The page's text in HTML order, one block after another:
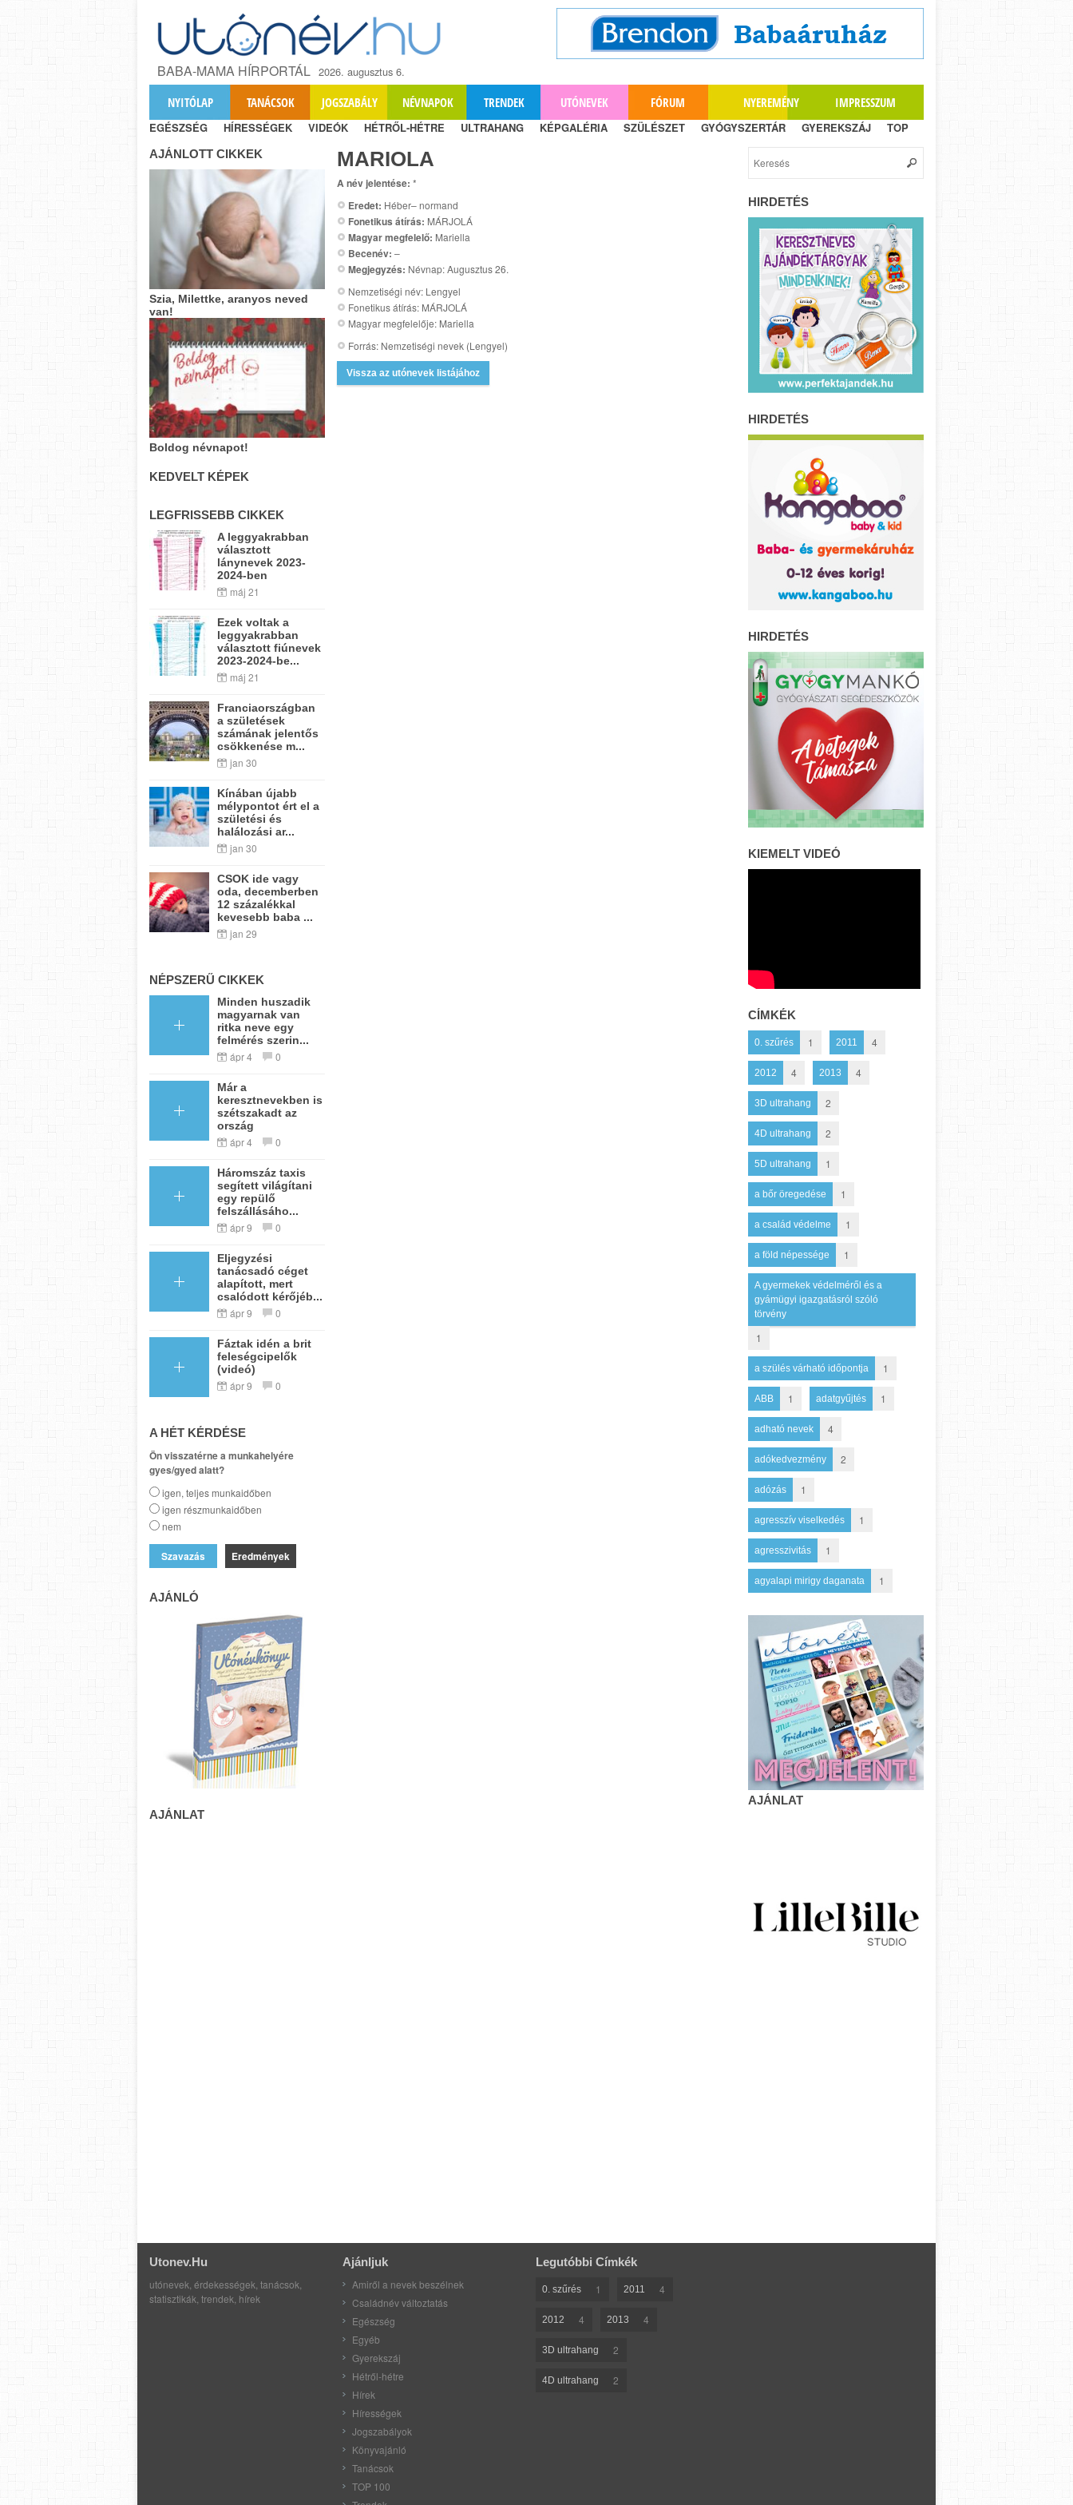
BABA-MAMA HÍRPORTÁL 2026. augusztus 6.
NYITÓLAP TANÁCSOK JOGSZABÁLY NÉVNAPOK TRENDEK UTÓNEVEK FÓRUM NYEREMÉNY IMPRESSZUM
EGÉSZSÉG HÍRESSÉGEK VIDEÓK HÉTRŐL-HÉTRE ULTRAHANG KÉPGALÉRIA SZÜLÉSZET GYÓGYSZERTÁR GYEREKSZÁJ TOP
MARIOLA
A név jelentése: *
Eredet: Héber– normand
Fonetikus átírás: MÁRJOLÁ
Magyar megfelelő: Mariella
Becenév: –
Megjegyzés: Névnap: Augusztus 26.
Nemzetiségi név: Lengyel
Fonetikus átírás: MÁRJOLÁ
Magyar megfelelője: Mariella
Forrás: Nemzetiségi nevek (Lengyel)
Vissza az utónevek listájához
AJÁNLOTT CIKKEK
Szia, Milettke, aranyos neved
van!
Boldog névnapot!
KEDVELT KÉPEK
LEGFRISSEBB CIKKEK
A leggyakrabban
választott
lánynevek 2023-
2024-ben
máj 21
Ezek voltak a
leggyakrabban
választott fiúnevek
2023-2024-be...
máj 21
Franciaországban
a születések
számának jelentős
csökkenése m...
jan 30
Kínában újabb
mélypontot ért el a
születési és
halálozási ar...
jan 30
CSOK ide vagy
oda, decemberben
12 százalékkal
kevesebb baba ...
jan 29
NÉPSZERŰ CIKKEK
Minden huszadik
magyarnak van
ritka neve egy
felmérés szerin...
ápr 4 0
Már a
keresztnevekben is
szétszakadt az
ország
ápr 4 0
Háromszáz taxis
segített világítani
egy repülő
felszállásáho...
ápr 9 0
Eljegyzési
tanácsadó céget
alapított, mert
csalódott kérőjéb...
ápr 9 0
Fáztak idén a brit
feleségcipelők
(videó)
ápr 9 0
A HÉT KÉRDÉSE
Ön visszatérne a munkahelyére
gyes/gyed alatt?
igen, teljes munkaidőben
igen részmunkaidőben
nem
Eredmények
AJÁNLÓ
AJÁNLAT
HIRDETÉS
HIRDETÉS
HIRDETÉS
KIEMELT VIDEÓ
CÍMKÉK
0. szűrés 1 2011 4
2012 4 2013 4
3D ultrahang 2
4D ultrahang 2
5D ultrahang 1
a bőr öregedése 1
a család védelme 1
a föld népessége 1
A gyermekek védelméről és a
gyámügyi igazgatásról szóló
törvény
1
a szülés várható időpontja 1
ABB 1 adatgyűjtés 1
adható nevek 4
adókedvezmény 2
adózás 1
agresszív viselkedés 1
agresszivitás 1
agyalapi mirigy daganata 1
AJÁNLAT
Utonev.hu
utónevek, érdekességek, tanácsok,
statisztikák, trendek, hírek
Ajánljuk
Amiről a nevek beszélnek
Családnév változtatás
Egészség
Egyéb
Gyerekszáj
Hétről-hétre
Hírek
Hírességek
Jogszabályok
Könyvajánló
Tanácsok
TOP 100
Legutóbbi Címkék
0. szűrés 1 2011 4
2012 4 2013 4
3D ultrahang 2
4D ultrahang 2